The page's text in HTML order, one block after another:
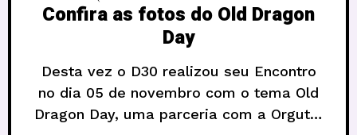
Confira as fotos do Old Dragon
Day
Desta vez o D30 realizou seu Encontro
no dia 05 de novembro com o tema Old
Dragon Day, uma parceria com a Orgutal